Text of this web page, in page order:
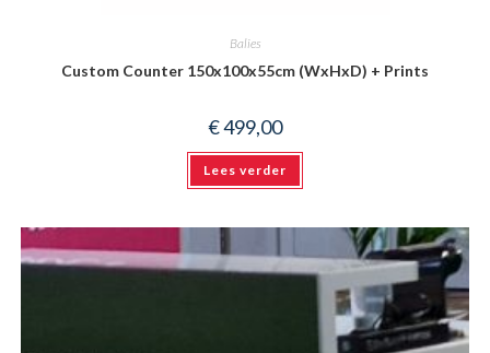
Balies
Custom Counter 150x100x55cm (WxHxD) + Prints
€499,00
Lees verder